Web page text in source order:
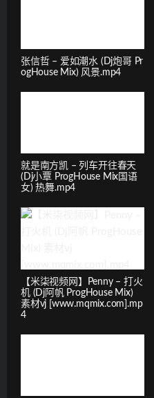
张信哲 – 爱如潮水 (Dj炮哥 Pr
ogHouse Mix) 风景.mp4
就是南方凯 – 列车开往春天
(Dj小覃 ProgHouse Mix国语
女) 热舞.mp4
【米柒视频网】Penny – 打火
机 (Dj阿帆 ProgHouse Mix)
素材vj [www.mqmix.com].mp
4